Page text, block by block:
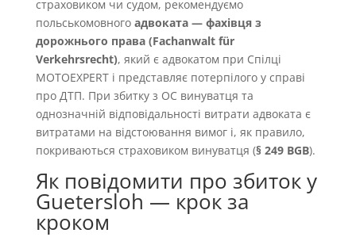
страховиком чи судом, рекомендуємо
польськомовного адвоката — фахівця з
дорожнього права (Fachanwalt für
Verkehrsrecht), який є адвокатом при Спілці
MOTOEXPERT і представляє потерпілого у справі
про ДТП. При збитку з OC винуватця та
однозначній відповідальності витрати адвоката є
витратами на відстоювання вимог і, як правило,
покриваються страховиком винуватця (§ 249 BGB).
Як повідомити про збиток у
Guetersloh — крок за
кроком